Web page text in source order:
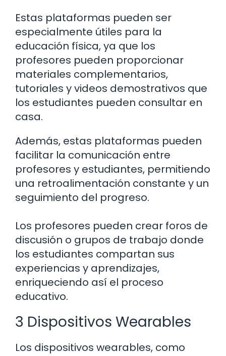
Estas plataformas pueden ser
especialmente útiles para la
educación física, ya que los
profesores pueden proporcionar
materiales complementarios,
tutoriales y videos demostrativos que
los estudiantes pueden consultar en
casa.
Además, estas plataformas pueden
facilitar la comunicación entre
profesores y estudiantes, permitiendo
una retroalimentación constante y un
seguimiento del progreso.
Los profesores pueden crear foros de
discusión o grupos de trabajo donde
los estudiantes compartan sus
experiencias y aprendizajes,
enriqueciendo así el proceso
educativo.
3 Dispositivos Wearables
Los dispositivos wearables, como